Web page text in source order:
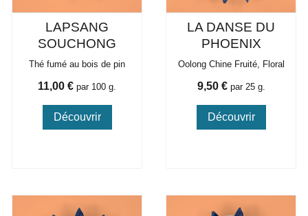
LAPSANG
SOUCHONG
Thé fumé au bois de pin
Prix
11,00 € par 100 g.
Découvrir
LA DANSE DU
PHOENIX
Oolong Chine Fruité, Floral
Prix
9,50 € par 25 g.
Découvrir